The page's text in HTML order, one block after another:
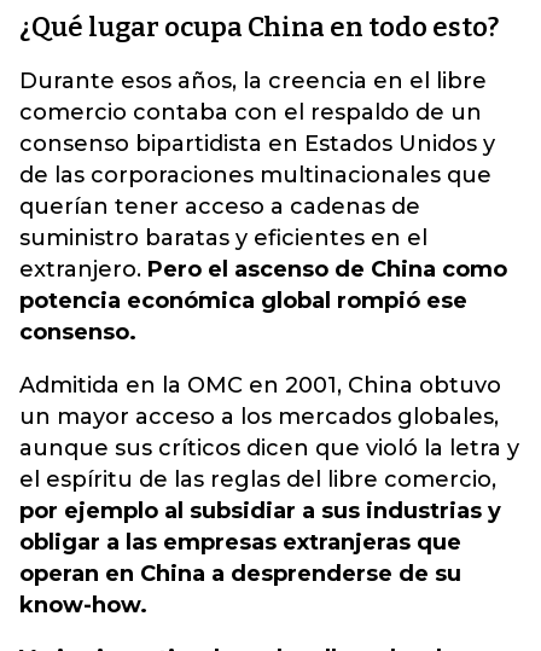
¿Qué lugar ocupa China en todo esto?
Durante esos años, la creencia en el libre
comercio contaba con el respaldo de un
consenso bipartidista en Estados Unidos y
de las corporaciones multinacionales que
querían tener acceso a cadenas de
suministro baratas y eficientes en el
extranjero. Pero el ascenso de China como
potencia económica global rompió ese
consenso.
Admitida en la OMC en 2001, China obtuvo
un mayor acceso a los mercados globales,
aunque sus críticos dicen que violó la letra y
el espíritu de las reglas del libre comercio,
por ejemplo al subsidiar a sus industrias y
obligar a las empresas extranjeras que
operan en China a desprenderse de su
know-how.